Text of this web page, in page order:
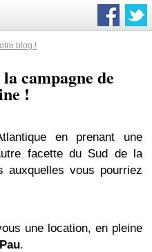
blog !
campagne de
!
en prenant une
facette du Sud de la
auxquelles vous pourriez
une location, en pleine
Pau.